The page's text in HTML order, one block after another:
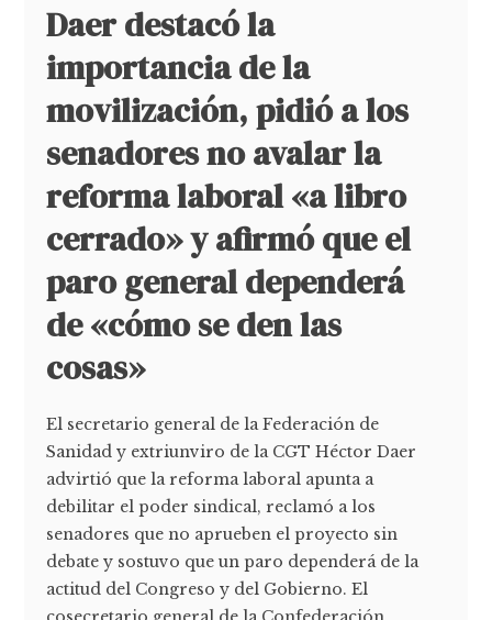
Daer destacó la
importancia de la
movilización, pidió a los
senadores no avalar la
reforma laboral «a libro
cerrado» y afirmó que el
paro general dependerá
de «cómo se den las
cosas»
El secretario general de la Federación de
Sanidad y extriunviro de la CGT Héctor Daer
advirtió que la reforma laboral apunta a
debilitar el poder sindical, reclamó a los
senadores que no aprueben el proyecto sin
debate y sostuvo que un paro dependerá de la
actitud del Congreso y del Gobierno. El